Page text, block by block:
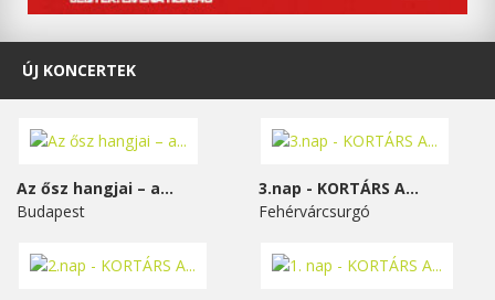
ÚJ KONCERTEK
Az ősz hangjai – a...
Budapest
3.nap - KORTÁRS A...
Fehérvárcsurgó